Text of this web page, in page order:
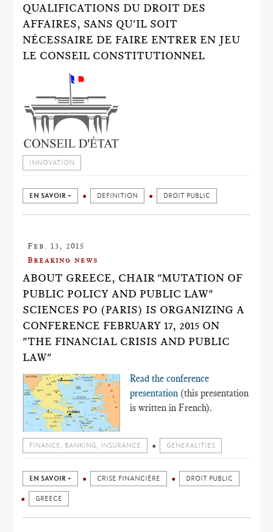
QUALIFICATIONS DU DROIT DES
AFFAIRES, SANS QU'IL SOIT
NÉCESSAIRE DE FAIRE ENTRER EN JEU
LE CONSEIL CONSTITUTIONNEL
INNOVATION
EN SAVOIR + DEFINITION DROIT PUBLIC
Feb. 13, 2015
Breaking news
ABOUT GREECE, CHAIR "MUTATION OF
PUBLIC POLICY AND PUBLIC LAW"
SCIENCES PO (PARIS) IS ORGANIZING A
CONFERENCE FEBRUARY 17, 2015 ON
"THE FINANCIAL CRISIS AND PUBLIC
LAW"
Read the conference
presentation (this presentation
is written in French).
FINANCE, BANKING, INSURANCE GENERALITIES
EN SAVOIR + CRISE FINANCIÈRE DROIT PUBLIC
GREECE